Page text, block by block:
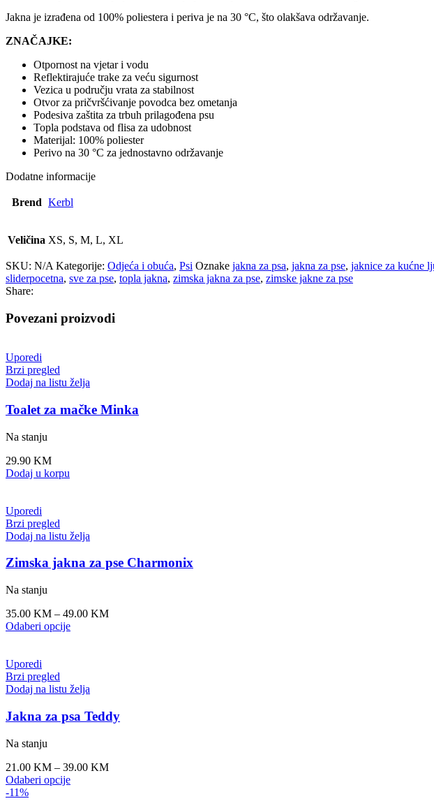
Jakna je izrađena od 100% poliestera i periva je na 30 °C, što olakšava održavanje.
ZNAČAJKE:
Otpornost na vjetar i vodu
Reflektirajuće trake za veću sigurnost
Vezica u području vrata za stabilnost
Otvor za pričvršćivanje povodca bez ometanja
Podesiva zaštita za trbuh prilagođena psu
Topla podstava od flisa za udobnost
Materijal: 100% poliester
Perivo na 30 °C za jednostavno održavanje
Dodatne informacije
Brend Kerbl
Veličina XS, S, M, L, XL
SKU: N/A Kategorije: Odjeća i obuća, Psi Oznake jakna za psa, jakna za pse, jaknice za kućne
sliderpocetna, sve za pse, topla jakna, zimska jakna za pse, zimske jakne za pse
Share:
Povezani proizvodi
Uporedi
Brzi pregled
Dodaj na listu želja
Toalet za mačke Minka
Na stanju
29.90 KM
Dodaj u korpu
Uporedi
Brzi pregled
Dodaj na listu želja
Zimska jakna za pse Charmonix
Na stanju
35.00 KM – 49.00 KM
Odaberi opcije
Uporedi
Brzi pregled
Dodaj na listu želja
Jakna za psa Teddy
Na stanju
21.00 KM – 39.00 KM
Odaberi opcije
-11%